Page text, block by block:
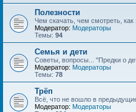
Полезности
Чем скачать, чем смотреть, как
Модератор: Модераторы
Темы: 94
Семья и дети
Советы, вопросы... "Предки о
Модератор: Модераторы
Темы: 78
Трёп
Всё, что не вошло в
Модератор: Модераторы